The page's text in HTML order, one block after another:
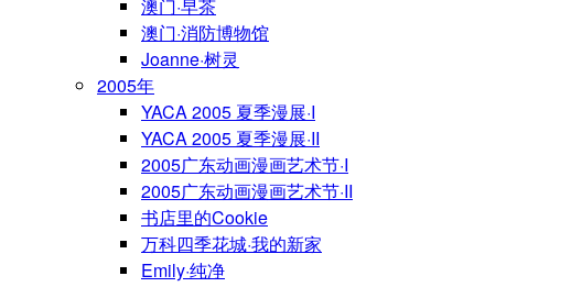
澳门·早茶
澳门·消防博物馆
Joanne·树灵
2005年
YACA 2005 夏季漫展·I
YACA 2005 夏季漫展·II
2005广东动画漫画艺术节·I
2005广东动画漫画艺术节·II
书店里的Cookie
万科四季花城·我的新家
Emily·纯净